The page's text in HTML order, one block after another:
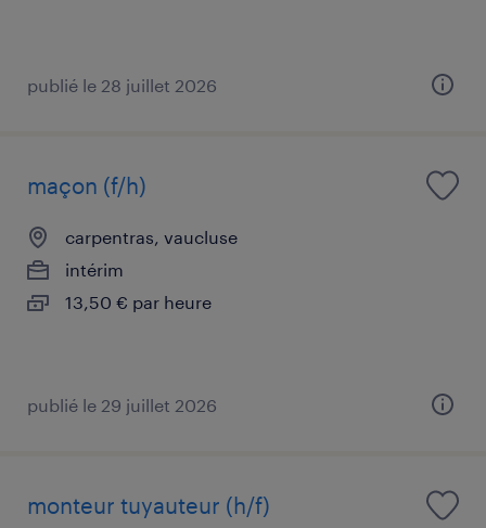
publié le 28 juillet 2026
maçon (f/h)
carpentras, vaucluse
intérim
13,50 € par heure
publié le 29 juillet 2026
monteur tuyauteur (h/f)